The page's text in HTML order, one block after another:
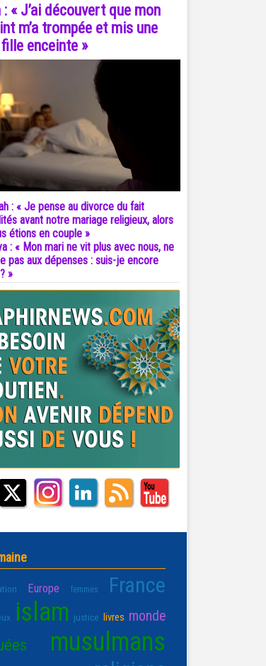
: « J’ai découvert que mon
m’a trompée et mis une
enceinte »
: « Je pense au divorce du fait
avant notre mariage religieux, alors
étions en couple »
: « Mon mari ne vit plus avec nous, ne
pas aux dépenses : suis-je encore
»
Europe femmes France
islam justice livres monde
musulmans